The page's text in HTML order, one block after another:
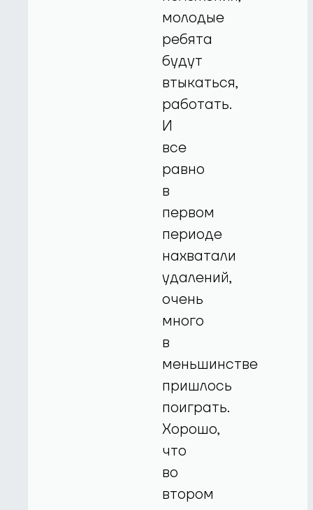
молодые
ребята
будут
втыкаться,
работать.
И
все
равно
в
первом
периоде
нахватали
удалений,
очень
много
в
меньшинстве
пришлось
поиграть.
Хорошо,
что
во
втором